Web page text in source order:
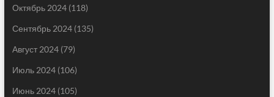
Октябрь 2024(118)
Сентябрь 2024(135)
Август 2024(79)
Июль 2024(106)
Июнь 2024(105)